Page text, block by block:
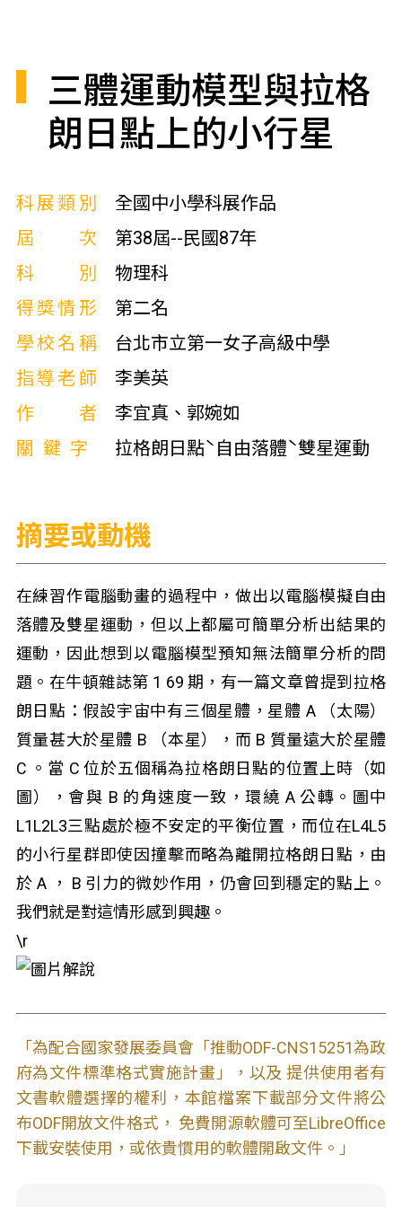
三體運動模型與拉格
朗日點上的小行星
科展類別
全國中小學科展作品
屆次
第38屆--民國87年
科別
物理科
得獎情形
第二名
學校名稱
台北市立第一女子高級中學
指導老師
李美英
作者
李宜真、郭婉如
關鍵字
拉格朗日點ˋ自由落體ˋ雙星運動
摘要或動機
在練習作電腦動畫的過程中，做出以電腦模擬自由
落體及雙星運動，但以上都屬可簡單分析出結果的
運動，因此想到以電腦模型預知無法簡單分析的問
題。在牛頓雜誌第 1 69 期，有一篇文章曾提到拉格
朗日點：假設宇宙中有三個星體，星體 A （太陽）
質量甚大於星體 B （本星），而 B 質量遠大於星體
C 。當 C 位於五個稱為拉格朗日點的位置上時（如
圖），會與 B 的角速度一致，環繞 A 公轉。圖中
L1L2L3三點處於極不安定的平衡位置，而位在L4L5
的小行星群即使因撞擊而略為離開拉格朗日點，由
於 A ， B 引力的微妙作用，仍會回到穩定的點上。
我們就是對這情形感到興趣。
\r
「為配合國家發展委員會「推動ODF-CNS15251為政
府為文件標準格式實施計畫」，以及 提供使用者有
文書軟體選擇的權利，本館檔案下載部分文件將公
布ODF開放文件格式， 免費開源軟體可至LibreOffice
下載安裝使用，或依貴慣用的軟體開啟文件。」